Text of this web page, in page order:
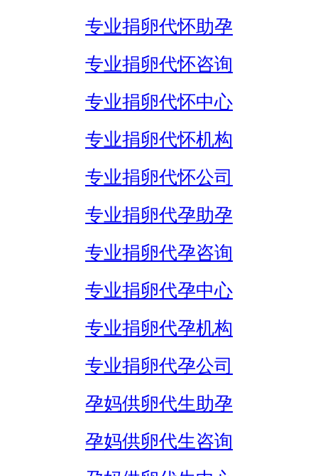
专业捐卵代怀助孕
专业捐卵代怀咨询
专业捐卵代怀中心
专业捐卵代怀机构
专业捐卵代怀公司
专业捐卵代孕助孕
专业捐卵代孕咨询
专业捐卵代孕中心
专业捐卵代孕机构
专业捐卵代孕公司
孕妈供卵代生助孕
孕妈供卵代生咨询